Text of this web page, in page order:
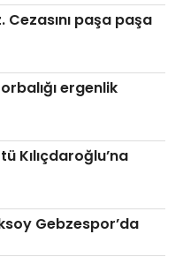
paşa paşa
ergenlik
Kılıçdaroğlu’na
Gebzespor’da